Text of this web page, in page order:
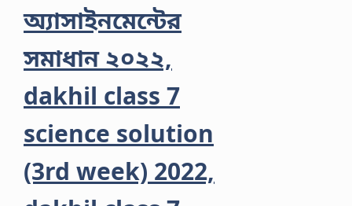
অ্যাসাইনমেন্টের
সমাধান ২০২২,
dakhil class 7
science solution
(3rd week) 2022,